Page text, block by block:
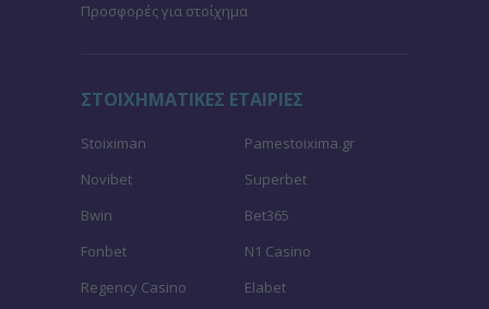
Προσφορές για στοίχημα
ΣΤΟΙΧΗΜΑΤΙΚΕΣ ΕΤΑΙΡΙΕΣ
Stoiximan
Pamestoixima.gr
Novibet
Superbet
Bwin
Bet365
Fonbet
N1 Casino
Regency Casino
Elabet